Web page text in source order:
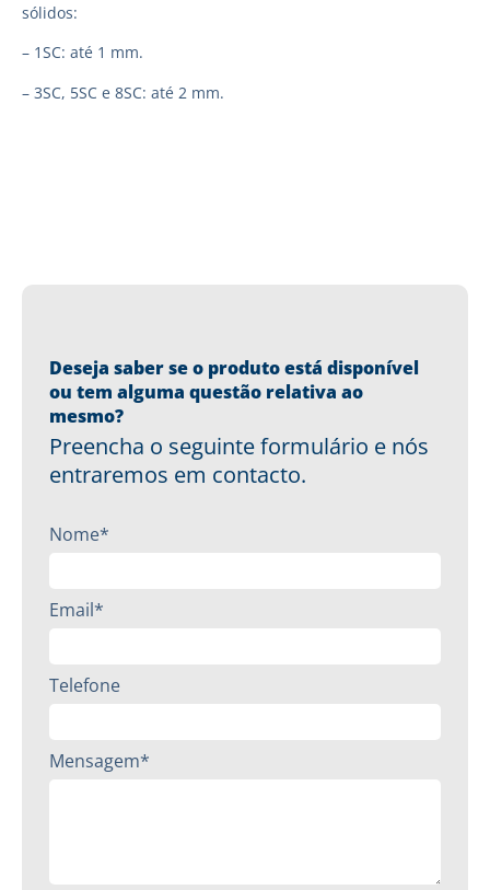
sólidos:
– 1SC: até 1 mm.
– 3SC, 5SC e 8SC: até 2 mm.
Deseja saber se o produto está disponível
ou tem alguma questão relativa ao
mesmo?
Preencha o seguinte formulário e nós
entraremos em contacto.
Nome*
Email*
Telefone
Mensagem*